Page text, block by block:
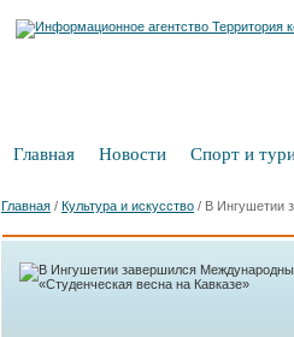
Главная Новости Спорт и
Главная / Культура и искусство / В Ингушетии